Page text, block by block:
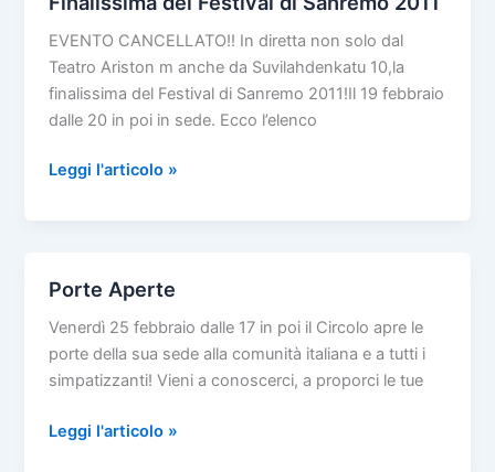
EVENTO CANCELLATO!! In diretta non solo dal
Teatro Ariston m anche da Suvilahdenkatu 10,la
finalissima del Festival di Sanremo 2011!Il 19 febbraio
dalle 20 in poi in sede. Ecco l’elenco
Finalissima
2011
Leggi l'articolo »
Porte Aperte
Venerdì 25 febbraio dalle 17 in poi il Circolo apre le
porte della sua sede alla comunità italiana e a tutti i
simpatizzanti! Vieni a conoscerci, a proporci le tue
Porte
Leggi l'articolo »